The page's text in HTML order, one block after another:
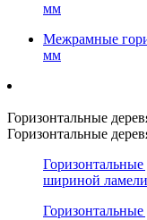
мм
Межрамные
мм
Горизонтальные
Горизонтальные
шириной